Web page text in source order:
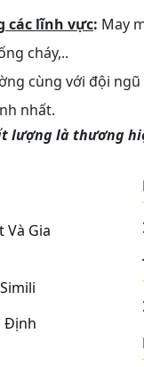
các lĩnh vực: May
cháy,..
cùng với đội
nhất.
lượng là thương
Và Gia
Định